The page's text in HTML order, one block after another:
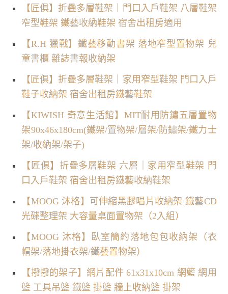
【匠俱】折疊多層鞋架｜門口入戶鞋架 八層鞋架
窄型鞋架 鐵藝收納鞋架 宿舍出租房適用
【R.H 獵戰】鐵藝移動書架 落地窄型置物架 兒
童書櫃 雜誌書報收納架
【匠俱】折疊多層鞋架｜家用窄型鞋架 門口入戶
鞋子收納架 宿舍出租房鐵藝鞋架
【KIWISH 奇意生活館】MIT耐用防鏽五層置物
架90x46x180cm(鐵架/置物架/層架/防鏽架/鐵力士
架/收納架/架子)
【匠俱】折疊多層鞋架 六層｜家用窄型鞋架 門
口入戶鞋架 宿舍出租房鐵藝收納鞋架
【MOOG 沐格】可伸縮黑膠唱片收納架 鐵藝CD
光碟整理架 大容量桌面置物架（2入組）
【MOOG 沐格】臥室簡約落地包包收納架（衣
帽架/落地掛衣架/鐵藝置物架）
【撥撥的架子】網片配件 61x31x10cm 網籃 網用
籃 工具吊籃 鐵籃 掛籃 牆上收納籃 掛架